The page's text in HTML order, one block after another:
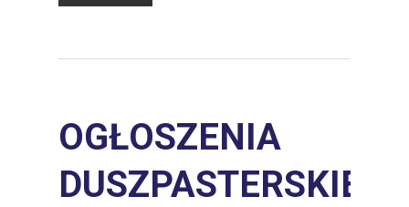
OGŁOSZENIA
DUSZPASTERSKIE